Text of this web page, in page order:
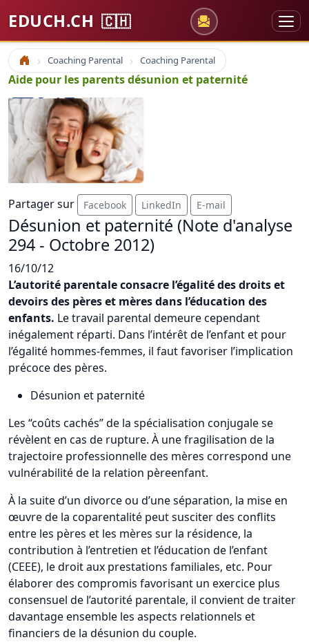
EDUCH.CH 🇨🇭
Accueil Coaching Parental Coaching Parental
Aide pour les parents désunion et paternité
Partager sur Facebook LinkedIn E-mail
Désunion et paternité (Note d'analyse
294 - Octobre 2012)
16/10/12
L’autorité parentale consacre l’égalité des droits et
devoirs des pères et mères dans l’éducation des
enfants. Le travail parental demeure cependant
inégalement réparti. Dans l’intérêt de l’enfant et pour
l’égalité hommes-femmes, il faut favoriser l’implication
précoce des pères.
Désunion et paternité
Les “coûts cachés” de la spécialisation conjugale se
révèlent en cas de rupture. À une fragilisation de la
trajectoire professionnelle des mères correspond une
vulnérabilité de la relation pèreenfant.
À la suite d’un divorce ou d’une séparation, la mise en
œuvre de la coparentalité peut susciter des conflits
entre les pères et les mères sur la résidence, la
contribution à l’entretien et l’éducation de l’enfant
(CEEE), le droit aux prestations familiales, etc. Pour
élaborer des compromis favorisant un exercice plus
consensuel de l’autorité parentale, il convient de traiter
davantage ensemble les aspects relationnels et
financiers de la désunion du couple.